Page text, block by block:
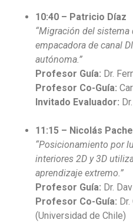
10:40 – Patricio Díaz
“Migración del
empacadora de canal
autónoma.”
Profesor Guía: Dr.
Profesor Co-Guía:
Invitado Evaluador:
11:15 – Nicolás
“Posicionamiento por
interiores 2D y 3D
aprendizaje extremo.”
Profesor Guía: Dr.
Profesor Co-Guía:
(Universidad de Chile)